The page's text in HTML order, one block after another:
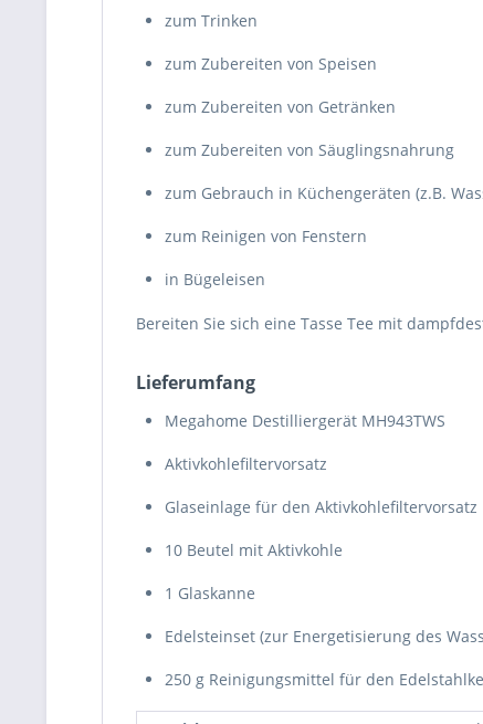
zum Trinken
zum Zubereiten von Speisen
zum Zubereiten von Getränken
zum Zubereiten von Säuglingsnahrung
zum Gebrauch in Küchengeräten (z.B.
zum Reinigen von Fenstern
in Bügeleisen
Bereiten Sie sich eine Tasse Tee mit
Lieferumfang
Megahome Destilliergerät MH943TWS
Aktivkohlefiltervorsatz
Glaseinlage für den Aktivkohlefiltervorsatz
10 Beutel mit Aktivkohle
1 Glaskanne
Edelsteinset (zur Energetisierung des
250 g Reinigungsmittel für den